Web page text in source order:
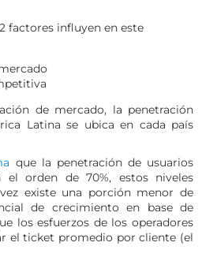
factores influyen en este
de mercado, la penetración
Latina se ubica en cada país
que la penetración de usuarios
el orden de 70%, estos niveles
existe una porción menor de
de crecimiento en base de
los esfuerzos de los operadores
el ticket promedio por cliente (el